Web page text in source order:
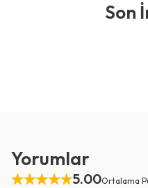
Son
Yorumlar
5.00Ortalama